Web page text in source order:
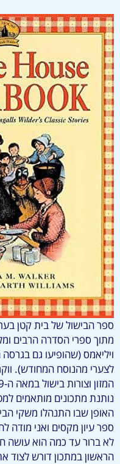
ספר הבישול של בית קטן
מתוך ספרי הסדרה הרבים
ויליאמס (שהופיעו גם
לצערי מהנוסח המחודש).
נותנת מתכונים מותאמים
האופן שבו התנהלו משקי
ספר עיון מקסים ואני מודה
לא ברור עד כמה הוא עושה
הראשון במתכון דורש לצוד